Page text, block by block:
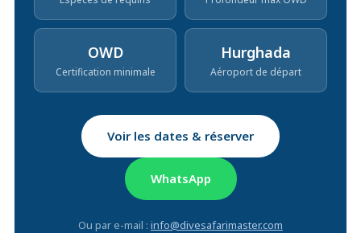
OWD
Certification minimale
Hurghada
Aéroport de départ
Voir les dates & réserver
WhatsApp
Ou par e-mail : info@divesafarimaster.com